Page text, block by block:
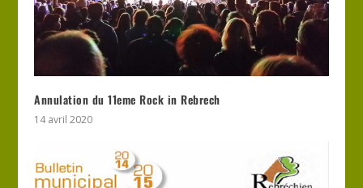
Annulation du 11eme Rock in Rebrech
14 avril 2020